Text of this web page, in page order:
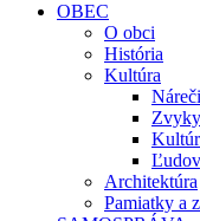
OBEC
O obci
História
Kultúra
Architektúra
Pamiatky a